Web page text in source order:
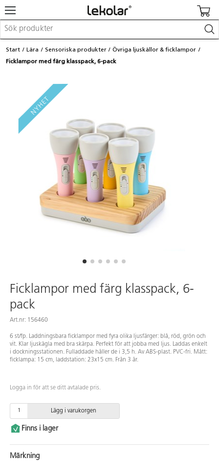
Möbler & inredning
Lekplatsutrustning & utemiljö
Barnvagnar & småbarnsartiklar
Skolförbrukning & kontorsmaterial
Logga in / Registrera dig
Hitta din säljare
Start Lära Sensoriska produkter
Övriga ljuskällor & ficklampor
Ficklampor med färg klasspack, 6-pack
Ficklampor med färg klasspack, 6-
pack
Art.nr: 156460
6 st/fp. Laddningsbara ficklampor med fyra olika ljusfärger: blå, röd, grön och
vit. Klar ljuskägla med bra skärpa. Perfekt för att jobba med ljus. Laddas enkelt
i dockningsstationen. Fulladdade håller de i 3,5 h. Av ABS-plast. PVC-fri. Mått:
ficklampa: 15 cm, laddstation: 23x15 cm. Från 3 år.
Logga in för att se ditt avtalade pris.
Lägg i varukorgen
Finns i lager
Märkning